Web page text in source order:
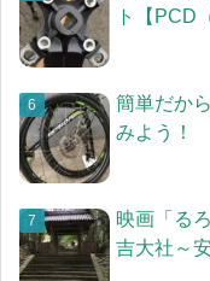
ト【PCD
簡単だか
みよう！
映画「る
吉大社～